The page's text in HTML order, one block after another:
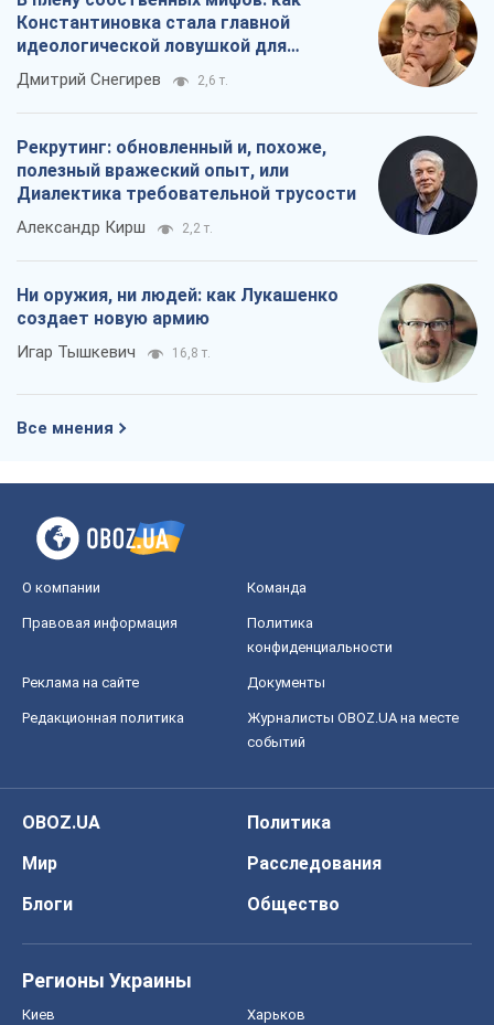
Константиновка стала главной
идеологической ловушкой для
российских оккупантов
Дмитрий Снегирев 2,6 т.
Рекрутинг: обновленный и, похоже,
полезный вражеский опыт, или
Диалектика требовательной трусости
Александр Кирш 2,2 т.
Ни оружия, ни людей: как Лукашенко
создает новую армию
Игар Тышкевич 16,8 т.
Все мнения
О компании Команда
Правовая информация
Политика
конфиденциальности
Реклама на сайте Документы
Редакционная политика
Журналисты OBOZ.UA на месте
событий
OBOZ.UA
Политика
Мир
Расследования
Блоги
Общество
Регионы Украины
Киев Харьков